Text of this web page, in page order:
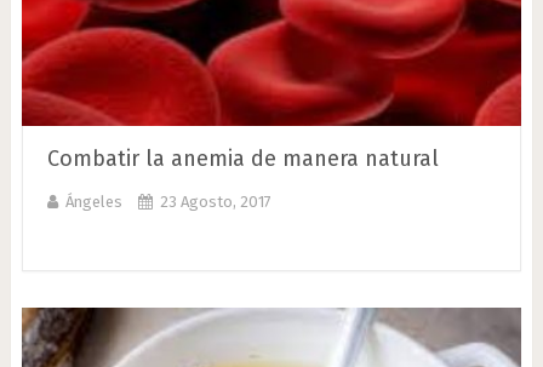
Combatir la anemia de manera natural
Ángeles 23 Agosto, 2017